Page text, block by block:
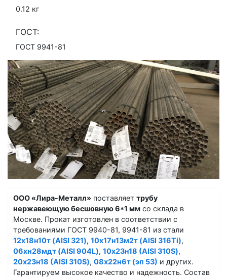
0.12 кг
ГОСТ:
ГОСТ 9941-81
ООО «Лира-Металл» поставляет трубу
нержавеющую бесшовную 6*1 мм со склада в
Москве. Прокат изготовлен в соответствии с
требованиями ГОСТ 9940-81, 9941-81 из стали
12х18н10т (AISI 321), 10х17н13м2т (AISI 316Ti),
06хн28мдт (AISI 904L), 10х23н18 (AISI 310S),
20х23н18 (AISI 310S), 08х22н6т (эп 53) и других.
Гарантируем высокое качество и надежность. Состав